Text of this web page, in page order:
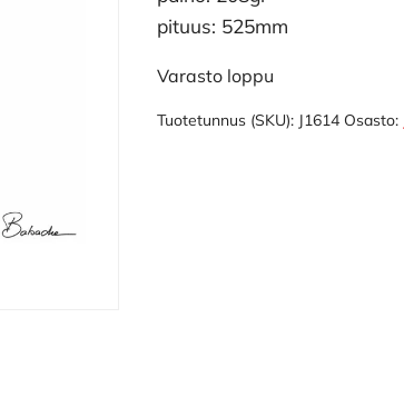
oli:
25.00€.16.00€.
pituus: 525mm
Varasto loppu
Tuotetunnus (SKU): J1614 Osasto: